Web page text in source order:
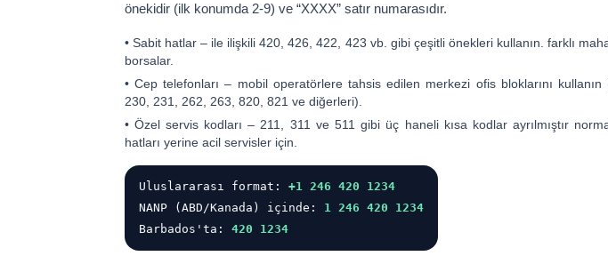
önekidir (ilk konumda 2-9) ve “XXXX” satır numarasıdır.
• Sabit hatlar– ile ilişkili 420, 426, 422, 423 vb. gibi çeşitli önekleri kullanın. farklı
borsalar.
• Cep telefonları – mobil operatörlere tahsis edilen merkezi ofis bloklarını kullanın
230, 231, 262, 263, 820, 821 ve diğerleri).
• Özel servis kodları – 211, 311 ve 511 gibi üç haneli kısa kodlar ayrılmıştır
hatları yerine acil servisler için.
Uluslararası format: +1 246 420 1234
NANP (ABD/Kanada) içinde: 1 246 420 1234
Barbados'ta: 420 1234